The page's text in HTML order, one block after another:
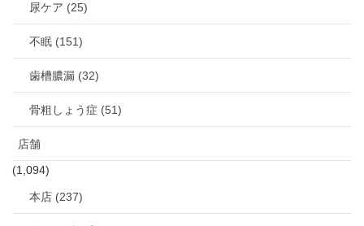
尿ケア (25)
不眠 (151)
歯槽膿漏 (32)
骨粗しょう症 (51)
店舗
(1,094)
本店 (237)